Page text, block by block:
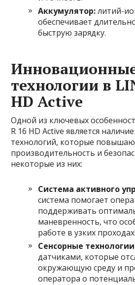
Аккумулятор:литий-
обеспечивает
быструю зарядку.
технологии в
HD Active
Одной из ключевых
R 16 HD Active является
технологий, которые
производительность и
некоторые из них:
Система активного
система помогает
поддерживать
маневренность, что
работе в узких проходах.
Сенсорные
датчиками, которые
окружающую среду и
оператора о